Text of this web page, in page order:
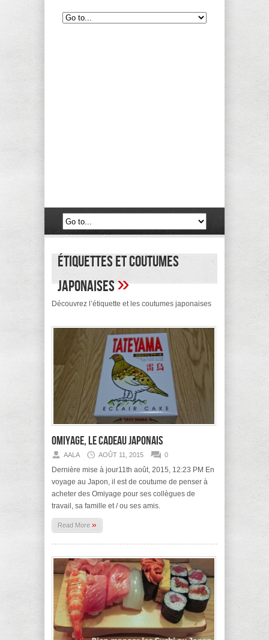
étiquettes et coutumes
japonaises»
Découvrez l’étiquette et les coutumes japonaises
Omiyage, le cadeau japonais
AALA AOÛT 11, 2015 0
Dernière mise à jour11th août, 2015, 12:23 PM En
voyage au Japon, il est de coutume de penser à
acheter des Omiyage pour ses collègues de
travail, sa famille et / ou ses amis.
Read More »